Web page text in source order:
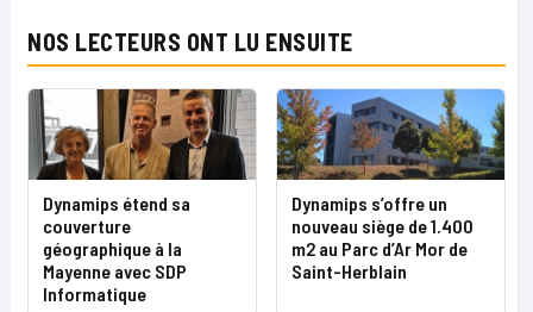
NOS LECTEURS ONT LU ENSUITE
Dynamips étend sa
couverture
géographique à la
Mayenne avec SDP
Informatique
Dynamips s’offre un
nouveau siège de 1.400
m2 au Parc d’Ar Mor de
Saint-Herblain